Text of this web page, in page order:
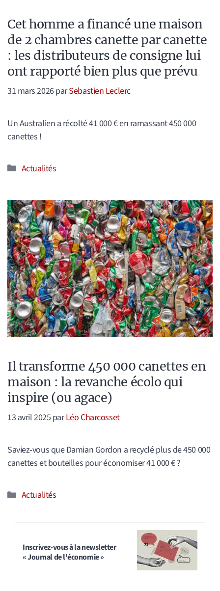
Cet homme a financé une maison
de 2 chambres canette par canette
: les distributeurs de consigne lui
ont rapporté bien plus que prévu
31 mars 2026parSebastien Leclerc
Un Australien a récolté 41 000 € en ramassant 450 000
canettes !
Catégories
Actualités
Il transforme 450 000 canettes en
maison : la revanche écolo qui
inspire (ou agace)
13 avril 2025 parLéo Charcosset
Saviez-vous que Damian Gordon a recyclé plus de 450 000
canettes et bouteilles pour économiser 41 000 € ?
Catégories
Actualités
Inscrivez-vous à la newsletter
« Journal de l'économie »